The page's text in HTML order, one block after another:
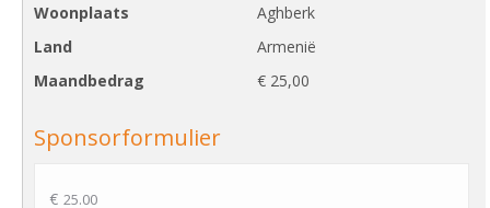
Woonplaats
Aghberk
Land
Armenië
Maandbedrag
€ 25,00
Sponsorformulier